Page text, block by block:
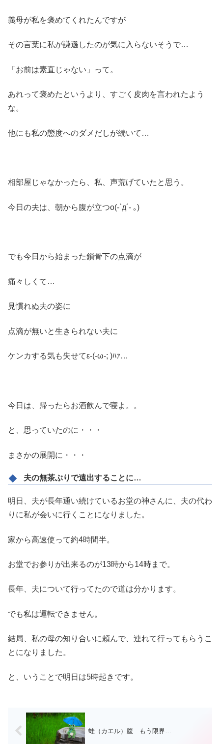
義母が私を褒めてくれたんですが
その言葉に私が謙遜したのが気に入らないそうで…
「お前は素直じゃない」って。
あれって褒めたというより、すごく皮肉を言われたよう
な。
他にも私の態度へのダメだしが続いて…
相部屋じゃなかったら、私、声荒げていたと思う。
今日の夫は、朝から腹が立つo(-`д´- ｡)
でも今日から始まった鎖骨下の点滴が
痛々しくて…
見慣れぬ夫の姿に
点滴が無いと生きられない夫に
ケンカする気も失せてε-(-ω-; )ﾊｧ…
今日は、帰ったらお酒飲んで寝よ。。
と、思っていたのに・・・
まさかの展開に・・・
夫の無茶ぶりで遠出することに…
明日、夫が長年通い続けているお堂の神さんに、夫の代わ
りに私が会いに行くことになりました。
家から高速使って約4時間半。
お堂でお参りが出来るのが13時から14時まで。
長年、夫について行ってたので道は分かります。
でも私は運転できません。
結局、私の母の知り合いに頼んで、連れて行ってもらうこ
とになりました。
と、いうことで明日は5時起きです。
蛙（カエル）腹 もう限界…